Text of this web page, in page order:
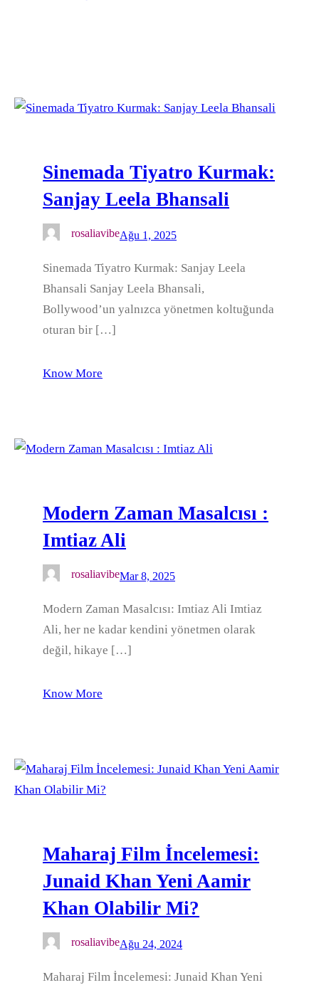
Sinemada Tiyatro Kurmak:
Sanjay Leela Bhansali
rosaliavibeAğu 1, 2025
Sinemada Tiyatro Kurmak: Sanjay Leela
Bhansali Sanjay Leela Bhansali,
Bollywood’un yalnızca yönetmen koltuğunda
oturan bir […]
Know More
Modern Zaman Masalcısı :
Imtiaz Ali
rosaliavibeMar 8, 2025
Modern Zaman Masalcısı: Imtiaz Ali Imtiaz
Ali, her ne kadar kendini yönetmen olarak
değil, hikaye […]
Know More
Maharaj Film İncelemesi:
Junaid Khan Yeni Aamir
Khan Olabilir Mi?
rosaliavibeAğu 24, 2024
Maharaj Film İncelemesi: Junaid Khan Yeni